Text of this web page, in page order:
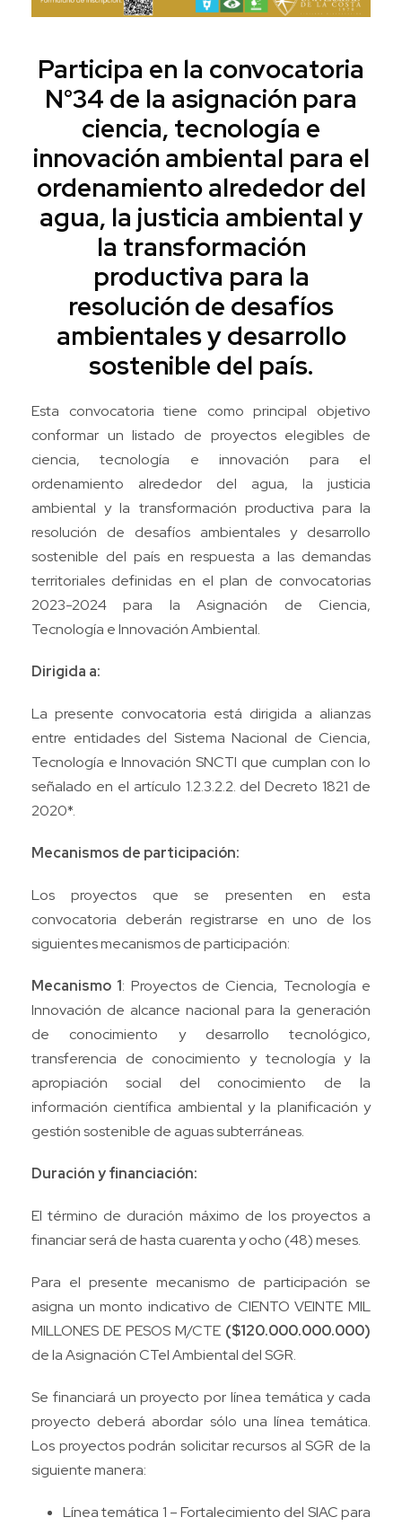
Participa en la convocatoria
N°34 de la asignación para
ciencia, tecnología e
innovación ambiental para el
ordenamiento alrededor del
agua, la justicia ambiental y
la transformación
productiva para la
resolución de desafíos
ambientales y desarrollo
sostenible del país.
Esta convocatoria tiene como principal objetivo
conformar un listado de proyectos elegibles de
ciencia, tecnología e innovación para el
ordenamiento alrededor del agua, la justicia
ambiental y la transformación productiva para la
resolución de desafíos ambientales y desarrollo
sostenible del país en respuesta a las demandas
territoriales definidas en el plan de convocatorias
2023-2024 para la Asignación de Ciencia,
Tecnología e Innovación Ambiental.
Dirigida a:
La presente convocatoria está dirigida a alianzas
entre entidades del Sistema Nacional de Ciencia,
Tecnología e Innovación SNCTI que cumplan con lo
señalado en el artículo 1.2.3.2.2. del Decreto 1821 de
2020*.
Mecanismos de participación:
Los proyectos que se presenten en esta
convocatoria deberán registrarse en uno de los
siguientes mecanismos de participación:
Mecanismo 1: Proyectos de Ciencia, Tecnología e
Innovación de alcance nacional para la generación
de conocimiento y desarrollo tecnológico,
transferencia de conocimiento y tecnología y la
apropiación social del conocimiento de la
información científica ambiental y la planificación y
gestión sostenible de aguas subterráneas.
Duración y financiación:
El término de duración máximo de los proyectos a
financiar será de hasta cuarenta y ocho (48) meses.
Para el presente mecanismo de participación se
asigna un monto indicativo de CIENTO VEINTE MIL
MILLONES DE PESOS M/CTE ($120.000.000.000)
de la Asignación CTeI Ambiental del SGR.
Se financiará un proyecto por línea temática y cada
proyecto deberá abordar sólo una línea temática.
Los proyectos podrán solicitar recursos al SGR de la
siguiente manera:
Línea temática 1 – Fortalecimiento del SIAC para